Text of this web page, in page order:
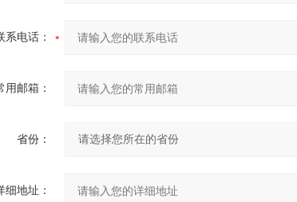
系电话：
用邮箱：
省份：
细地址：